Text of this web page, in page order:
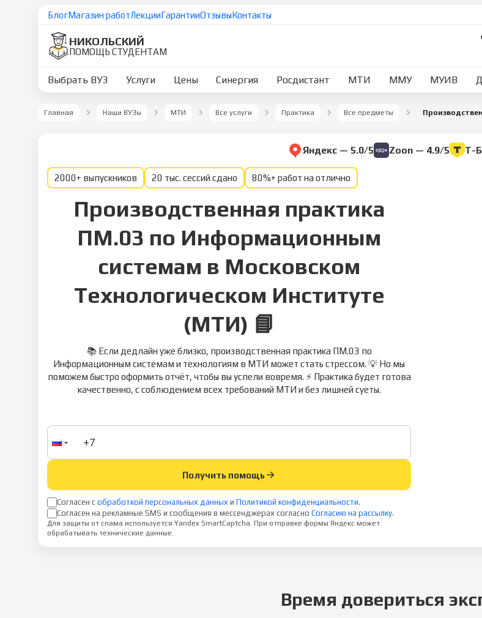
БлогМагазин работЛекцииГарантииОтзывыКонтакты
НИКОЛЬСКИЙ
ПОМОЩЬ СТУДЕНТАМ
Выбрать ВУЗ Услуги Цены Синергия Росдистант МТИ ММУ МУИВ
Главная Наши ВУЗы МТИ Все услуги Практика Все предметы
Яндекс — 5.0/5 Zoon — 4.9/5 Т-
2000+ выпускников 20 тыс. сессий сдано 80%+ работ на отлично
Производственная практика
ПМ.03 по Информационным
системам в Московском
Технологическом Институте
(МТИ) 📘
📚 Если дедлайн уже близко, производственная практика ПМ.03 по
Информационным системам и технологиям в МТИ может стать стрессом. 💡 Но мы
поможем быстро оформить отчёт, чтобы вы успели вовремя. ⚡ Практика будет готова
качественно, с соблюдением всех требований МТИ и без лишней суеты.
Получить помощь
Согласен с обработкой персональных данных и Политикой конфиденциальности.
Согласен на рекламные SMS и сообщения в мессенджерах согласно Согласию на рассылку.
Для защиты от спама используется Yandex SmartCaptcha. При отправке формы Яндекс может
обрабатывать технические данные.
Время довериться